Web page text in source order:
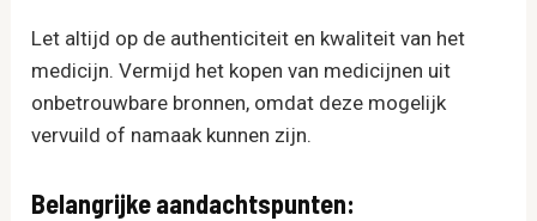
Let altijd op de authenticiteit en kwaliteit van het
medicijn. Vermijd het kopen van medicijnen uit
onbetrouwbare bronnen, omdat deze mogelijk
vervuild of namaak kunnen zijn.
Belangrijke aandachtspunten: